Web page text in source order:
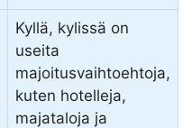
Kyllä, kylissä on
useita
majoitusvaihtoehtoja,
kuten hotelleja,
majataloja ja